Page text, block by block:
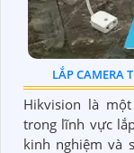
LẮP CAMERA
Hikvision là
trong lĩnh vực
kinh nghiệm và